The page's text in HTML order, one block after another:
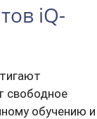
iQ-
свободное
обучению и